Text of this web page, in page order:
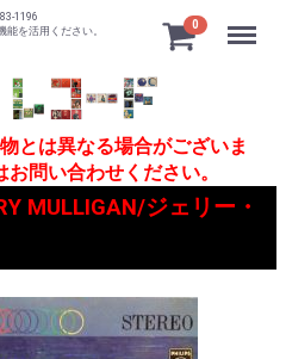
1196
を活用ください。
0 Menu
とは異なる場合がございま
問い合わせください。
MULLIGAN/ジェリー・